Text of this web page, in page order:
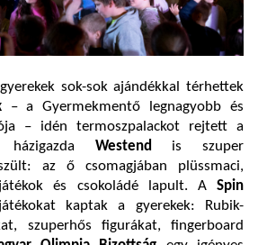
sok-sok ajándékkal térhettek
– a Gyermekmentő legnagyobb és
– idén termoszpalackot rejtett a
házigazda Westend
is szuper
az ő csomagjában plüssmaci,
és csokoládé lapult. A Spin
kaptak a gyerekek: Rubik-
szuperhős figurákat, fingerboard